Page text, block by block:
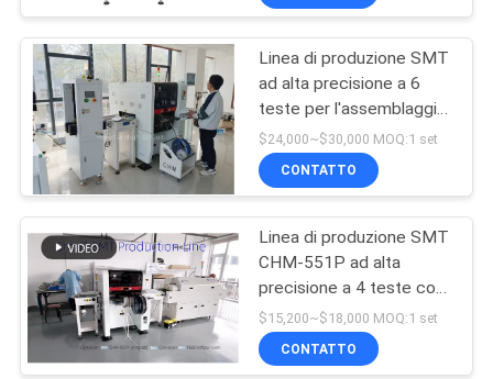
DI
NOI
VISITA
ALLA
FABBRICA
CONTROLLO
DELLA
QUALITÀ
Linea di produzione SMT
ad alta precisione a 6
teste per l'assemblaggio
efficiente dei PCB
$24,000~$30,000 MOQ:1 set
CONTATTO
Linea di produzione SMT
CHM-551P ad alta
precisione a 4 teste con
forno a reflusso a 4 zone
per l'assemblaggio di
PCB
$15,200~$18,000 MOQ:1 set
CONTATTO